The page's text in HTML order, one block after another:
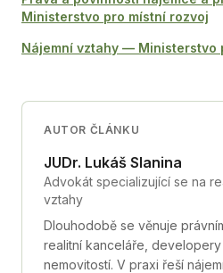
Ministerstvo pro místní rozvoj
Nájemní vztahy — Ministerstvo
AUTOR ČLÁNKU
JUDr. Lukáš Slanina
Advokát specializující se na
vztahy
Dlouhodobě se věnuje
realitní kanceláře,
nemovitostí. V praxi řeší